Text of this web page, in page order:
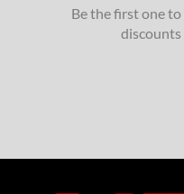
Be the first one
discounts